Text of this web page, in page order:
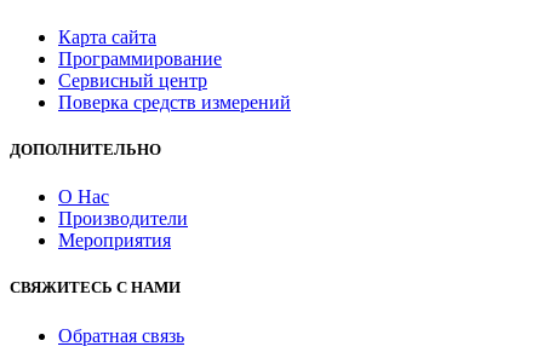
Карта сайта
Программирование
Сервисный центр
Поверка средств измерений
ДОПОЛНИТЕЛЬНО
О Нас
Производители
Мероприятия
СВЯЖИТЕСЬ С НАМИ
Обратная связь